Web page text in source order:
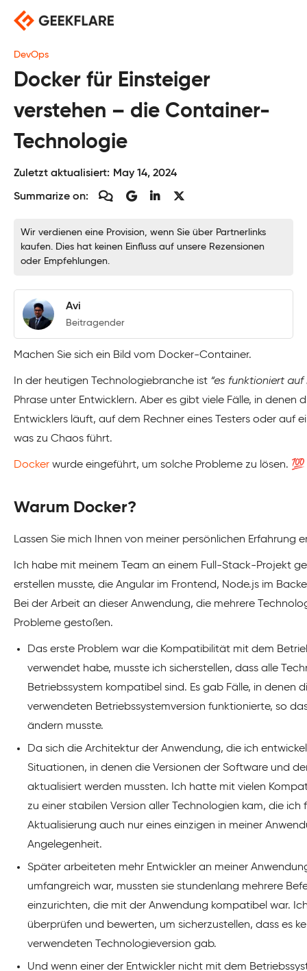
Skip
content
DevOps
Docker für Einsteiger
verstehen – die Container-
Technologie
Zuletzt aktualisiert: May 14, 2024
Summarize on:
Wir verdienen eine Provision, wenn Sie über Partnerlinks
kaufen. Dies hat keinen Einfluss auf unsere Rezensionen
oder Empfehlungen.
Avi
Beitragender
Machen Sie sich ein Bild vom Docker-Container.
In der heutigen Technologiebranche ist “es funktioniert auf
Phrase unter Entwicklern. Aber es gibt viele Fälle, in denen
Entwicklers läuft, auf dem Rechner eines Testers oder auf
was zu Chaos führt.
Docker wurde eingeführt, um solche Probleme zu lösen. 💯
Warum Docker?
Lassen Sie mich Ihnen von meiner persönlichen Erfahrung
Ich habe mit meinem Team an einem Full-Stack-Projekt
erstellen musste, die Angular im Frontend, Node.js im
Bei der Arbeit an dieser Anwendung, die mehrere
Probleme gestoßen.
Das erste Problem war die Kompatibilität mit dem
verwendet habe, musste ich sicherstellen, dass alle
Betriebssystem kompatibel sind. Es gab Fälle, in denen
verwendeten Betriebssystemversion funktionierte, so
ändern musste.
Da sich die Architektur der Anwendung, die ich
Situationen, in denen die Versionen der Software und
aktualisiert werden mussten. Ich hatte mit vielen
zu einer stabilen Version aller Technologien kam, die
Aktualisierung auch nur eines einzigen in meiner
Angelegenheit.
Später arbeiteten mehr Entwickler an meiner
umfangreich war, mussten sie stundenlang mehrere
einzurichten, die mit der Anwendung kompatibel war.
überprüfen und bewerten, um sicherzustellen, dass es
verwendeten Technologieversion gab.
Und wenn einer der Entwickler nicht mit dem